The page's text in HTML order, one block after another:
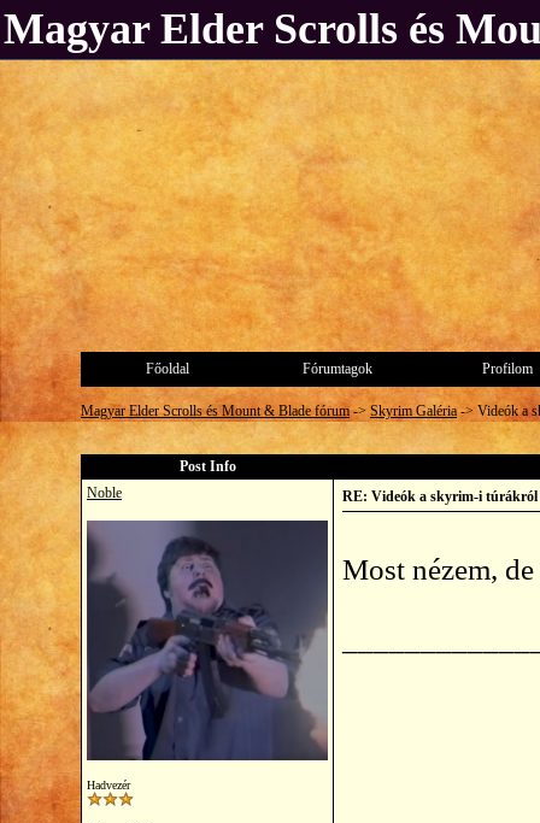
Magyar Elder Scrolls és
Főoldal Fórumtagok Profilom
Magyar Elder Scrolls és Mount & Blade fórum-> Skyrim Galéria -> Videók a
Post Info
Noble
Hadvezér
RE: Videók a skyrim-i túrákról
Most nézem,